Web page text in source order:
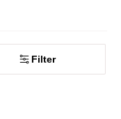
Filter